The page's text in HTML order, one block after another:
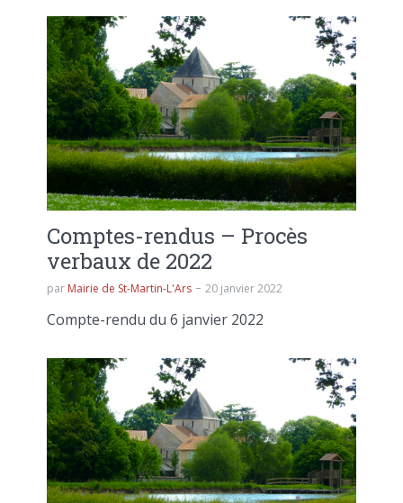
Comptes-rendus – Procès
verbaux de 2022
par Mairie de St-Martin-L'Ars 20 janvier 2022
Compte-rendu du 6 janvier 2022